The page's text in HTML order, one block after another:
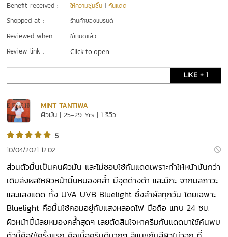
Benefit received : ให้ความชุ่มชื้น |กันแดด
Shopped at : ร้านค้าของแบรนด์
Reviewed when : ใช้หมดแล้ว
Review link : Click to open
LIKE + 1
MINT TANTIWA
ผิวมัน | 25-29 Yrs | 1 รีวิว
5
10/04/2021 12:02
ส่วนตัวมิ้นเป็นคนผิวมัน และไม่ชอบใช้กันแดดเพราะทำให้หน้ามันกว่า
เดิมส่งผลใหผิวหน้ามิ้นหมองคล้ำ มีจุดด่างดำ และมีกะ จากมลภาวะ
และแสงแดด ทั้ง UVA UVB Bluelight ซึ่งสำผัสทุกวัน โดยเฉพาะ
Bluelight คือมิ้นใช้คอมอยู่กับแสงหลอดไฟ มือถือ แทบ 24 ชม.
ผิวหน้ามิ้น้ลยหมองคล้ำสุดๆ เลยตัดสินใจหาครีมกันแดดมาใช้ค้นพบ